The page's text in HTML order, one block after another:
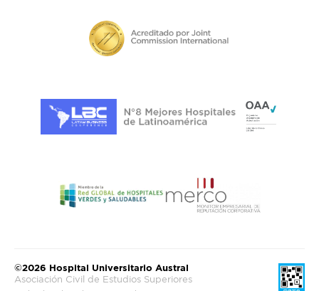
©2026 Hospital Universitario Austral
Asociación Civil de Estudios Superiores